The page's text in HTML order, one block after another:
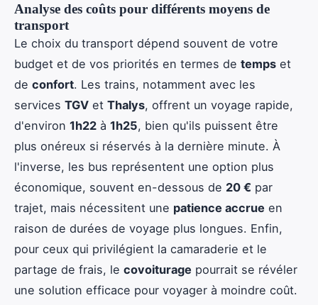
Analyse des coûts pour différents moyens de
transport
Le choix du transport dépend souvent de votre
budget et de vos priorités en termes de temps et
de confort. Les trains, notamment avec les
services TGV et Thalys, offrent un voyage rapide,
d'environ 1h22 à 1h25, bien qu'ils puissent être
plus onéreux si réservés à la dernière minute. À
l'inverse, les bus représentent une option plus
économique, souvent en-dessous de 20 € par
trajet, mais nécessitent une patience accrue en
raison de durées de voyage plus longues. Enfin,
pour ceux qui privilégient la camaraderie et le
partage de frais, le covoiturage pourrait se révéler
une solution efficace pour voyager à moindre coût.